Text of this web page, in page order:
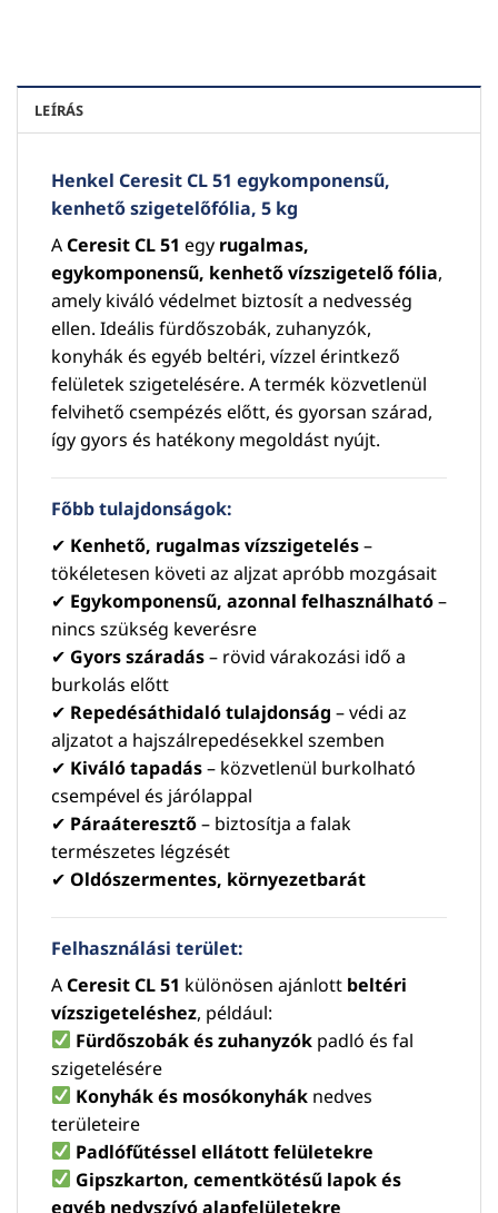
LEÍRÁS
Henkel Ceresit CL 51 egykomponensű,
kenhető szigetelőfólia, 5 kg
ACeresit CL 51 egy rugalmas,
egykomponensű, kenhető vízszigetelő fólia,
amely kiváló védelmet biztosít a nedvesség
ellen. Ideális fürdőszobák, zuhanyzók,
konyhák és egyéb beltéri, vízzel érintkező
felületek szigetelésére. A termék közvetlenül
felvihető csempézés előtt, és gyorsan szárad,
így gyors és hatékony megoldást nyújt.
Főbb tulajdonságok:
✔ Kenhető, rugalmas vízszigetelés–
tökéletesen követi az aljzat apróbb mozgásait
✔ Egykomponensű, azonnal felhasználható–
nincs szükség keverésre
✔ Gyors száradás– rövid várakozási idő a
burkolás előtt
✔ Repedésáthidaló tulajdonság – védi az
aljzatot a hajszálrepedésekkel szemben
✔ Kiváló tapadás– közvetlenül burkolható
csempével és járólappal
✔ Páraáteresztő– biztosítja a falak
természetes légzését
✔ Oldószermentes, környezetbarát
Felhasználási terület:
ACeresit CL 51 különösen ajánlott beltéri
vízszigeteléshez, például:
Fürdőszobák és zuhanyzók padló és fal
szigetelésére
Konyhák és mosókonyhák nedves
területeire
Padlófűtéssel ellátott felületekre
Gipszkarton, cementkötésű lapok és
egyéb nedvszívó alapfelületekre